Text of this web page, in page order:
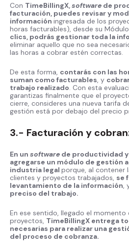
Con TimeBillingX,software de
facturación, puedes revisar y
información ingresada de los
horas facturables), desde su
clics, podrás gestionar toda la
eliminar aquello que no sea
las horas a cobrar estén correctas.
De esta forma, contarás con las
suman como facturables, y
trabajo realizado. Con esta
garantizas finalmente que el
cierre, consideres una nueva tarifa
gestión está por debajo del precio
3.- Facturación y
En un software de productividad
agregarse un módulo de gestión
industria legal porque, al contener
clientes y proyectos trabajados, se
levantamiento de la información,
preciso del trabajo.
En ese sentido, llegado el
proyectos, TimeBillingX entrega
necesarias para realizar una
del proceso de cobranza.